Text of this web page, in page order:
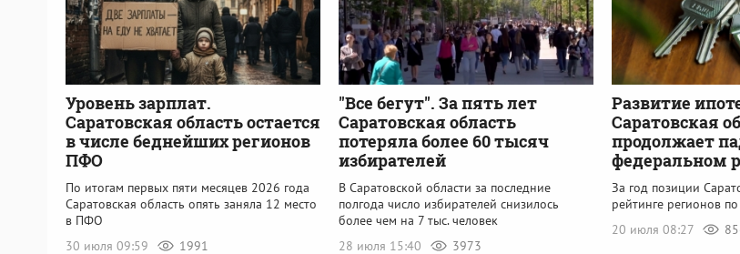
Уровень зарплат.
Саратовская область остается
в числе беднейших регионов
ПФО
По итогам первых пяти месяцев 2026 года
Саратовская область опять заняла 12 место
в ПФО
30 июля 09:59
1991
"Все бегут". За пять лет
Саратовская область
потеряла более 60 тысяч
избирателей
В Саратовской области за последние
полгода число избирателей снизилось
более чем на 7 тыс. человек
28 июля 15:40
3973
Развитие
Саратовская
продолжает
федеральном
За год позиции
рейтинге регионов
20 июля 08:27